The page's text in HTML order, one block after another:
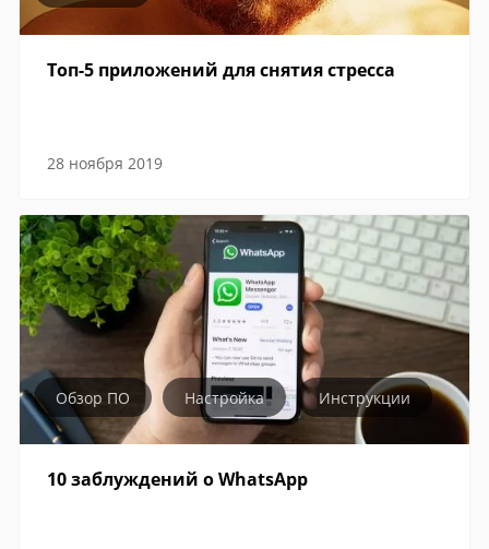
Топ-5 приложений для снятия стресса
28 ноября 2019
Обзор ПО Настройка Инструкции
10 заблуждений о WhatsApp